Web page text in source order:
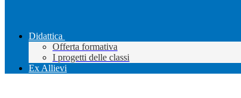
Didattica
Offerta formativa
I progetti delle classi
Ex Allievi